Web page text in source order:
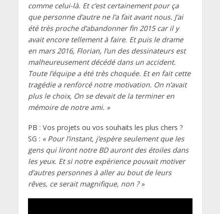
comme celui-là. Et c’est certainement pour ça
que personne d’autre ne l’a faitavant nous. J’ai
été très proche d’abandonner fin 2015 car il y
avait encore tellement à faire. Et puis le drame
en mars 2016, Florian, l’un des dessinateurs est
malheureusement décédé dans un accident.
Toute l’équipe a été très choquée. Et en fait cette
tragédie a renforcé notre motivation. On n’avait
plus le choix, On se devait de la terminer en
mémoire de notre ami. »
PB : Vos projets ou vos souhaits les plus chers ?
SG : « Pour l’instant, j’espère seulement que les
gens qui liront notre BD auront des étoiles dans
les yeux. Et si notre expérience pouvait motiver
d’autres personnes à aller au bout de leurs
rêves, ce serait magnifique, non ? »